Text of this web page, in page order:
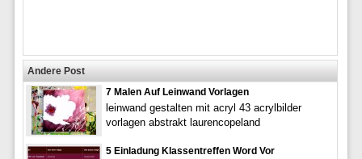
Andere Post
7 Malen Auf Leinwand Vorlagen
leinwand gestalten mit acryl 43 acrylbilder
vorlagen abstrakt laurencopeland
5 Einladung Klassentreffen Word Vor